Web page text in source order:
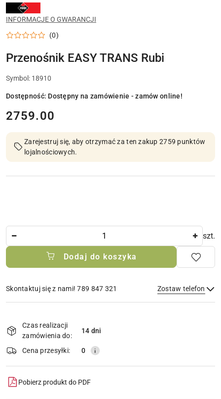
NARZĘDZIA
RUBI
DO
CIĘCIA,
WIERCENIA
PŁYTEK
CERAMICZNYCH
INFORMACJE O GWARANCJI
(0)
Przenośnik EASY TRANS Rubi
Symbol: 18910
Dostępność: Dostępny na zamówienie - zamów online!
cena:
2759.00
Zarejestruj się, aby otrzymać za ten zakup 2759 punktów
lojalnościowych.
szt.
Dodaj do koszyka
Skontaktuj się z nami! 789 847 321 Zostaw telefon
Wyślij
dostawa
Czas realizacji
zamówienia do:
14 dni
Cena przesyłki: 0
Pobierz produkt do PDF